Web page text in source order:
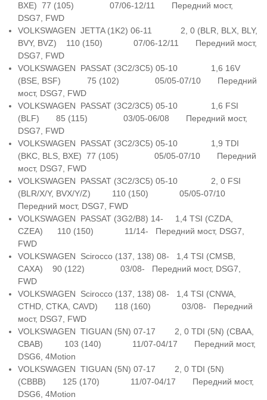
BXE) 77 (105) 07/06-12/11 Передний мост,
DSG7, FWD
VOLKSWAGEN JETTA (1K2) 06-11 2, 0 (BLR, BLX, BLY,
BVY, BVZ) 110 (150) 07/06-12/11 Передний мост,
DSG7, FWD
VOLKSWAGEN PASSAT (3C2/3C5) 05-10 1,6 16V
(BSE, BSF) 75 (102) 05/05-07/10 Передний
мост, DSG7, FWD
VOLKSWAGEN PASSAT (3C2/3C5) 05-10 1,6 FSI
(BLF) 85 (115) 03/05-06/08 Передний мост,
DSG7, FWD
VOLKSWAGEN PASSAT (3C2/3C5) 05-10 1,9 TDI
(BKC, BLS, BXE) 77 (105) 05/05-07/10 Передний
мост, DSG7, FWD
VOLKSWAGEN PASSAT (3C2/3C5) 05-10 2, 0 FSI
(BLR/X/Y, BVX/Y/Z) 110 (150) 05/05-07/10
Передний мост, DSG7, FWD
VOLKSWAGEN PASSAT (3G2/B8) 14- 1,4 TSI (CZDA,
CZEA) 110 (150) 11/14- Передний мост, DSG7,
FWD
VOLKSWAGEN Scirocco (137, 138) 08- 1,4 TSI (CMSB,
CAXA) 90 (122) 03/08- Передний мост, DSG7,
FWD
VOLKSWAGEN Scirocco (137, 138) 08- 1,4 TSI (CNWA,
CTHD, CTKA, CAVD) 118 (160) 03/08- Передний
мост, DSG7, FWD
VOLKSWAGEN TIGUAN (5N) 07-17 2, 0 TDI (5N) (CBAA,
CBAB) 103 (140) 11/07-04/17 Передний мост,
DSG6, 4Motion
VOLKSWAGEN TIGUAN (5N) 07-17 2, 0 TDI (5N)
(CBBB) 125 (170) 11/07-04/17 Передний мост,
DSG6, 4Motion